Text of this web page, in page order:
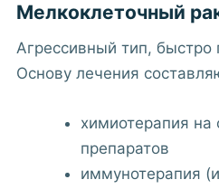
Мелкоклеточный
Агрессивный тип,
Основу лечения
химиотерапия на
препаратов
иммунотерапия